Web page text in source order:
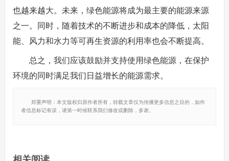
也越来越大。未来，绿色能源将成为最主要的能源来源
之一。同时，随着技术的不断进步和成本的降低，太阳
能、风力和水力等可再生资源的利用率也会不断提高。
总之，我们应该鼓励并支持使用绿色能源，在保护
环境的同时满足我们日益增长的能源需求。
郑重声明：本文版权归原作者所有，转载文章仅为传播更多信息之目的，如作
者信息标记有误，请第一时候联系我们修改或删除，多谢。